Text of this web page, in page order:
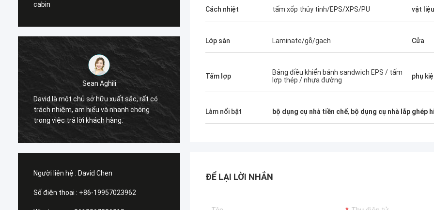
cabin
Sean Aghili
David là một chủ sở hữu xuất sắc, rất có
trách nhiệm, am hiểu và nhanh chóng
trong việc trả lời khách hàng.
Michael Cairns
Tôi thực sự giới thiệu David từ Deep Blue
kiếm các giải pháp nhà ở khung thép có
thể vận chuyển đến bất kỳ đâu trên thế
túc và có trách nhiệm,
Người liên hệ : David Chen
Số điện thoại : +86-19957023962
Cách nhiệt tấm xốp thủy tinh/EPS/XPS/PU vật
Lớp sàn Laminate/gỗ/gạch Cửa
Tấm lợp
Bảng điều khiển bánh sandwich EPS / tấm
lợp thép / nhựa đường
phụ
Làm nổi bật bộ dụng cụ nhà tiền chế, bộ dụng cụ nhà lắp ghép
ĐỂ LẠI LỜI NHẮN